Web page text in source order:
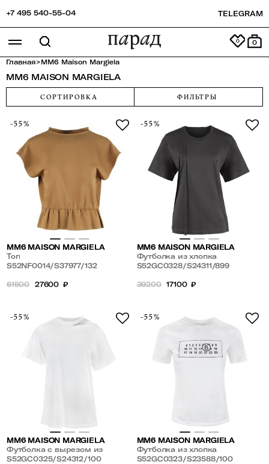
+7 495 540-55-04 TELEGRAM
0
Главная>MM6 Maison Margiela
MM6 MAISON MARGIELA
СОРТИРОВКА ФИЛЬТРЫ
-55%
MM6 MAISON MARGIELA
Топ
S52NF0014/S37977/132
61500 27600 ₽
-55%
MM6 MAISON MARGIELA
Футболка из хлопка
S52GC0328/S24311/899
39200 17100 ₽
-55%
MM6 MAISON MARGIELA
Футболка с вырезом из
хлопка
S52GC0325/S24312/100
-55%
MM6 MAISON MARGIELA
Футболка из хлопка
S52GC0323/S23588/100